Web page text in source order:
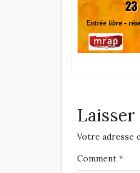
Votre adresse
Comment *